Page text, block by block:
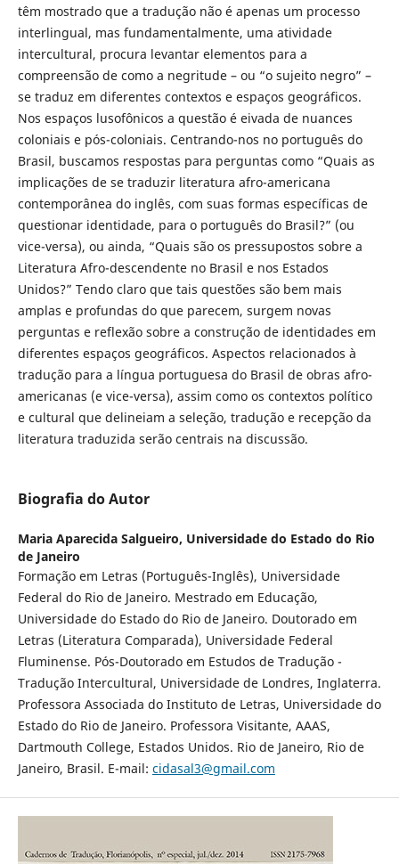
têm mostrado que a tradução não é apenas um processo
interlingual, mas fundamentalmente, uma atividade
intercultural, procura levantar elementos para a
compreensão de como a negritude – ou “o sujeito negro” –
se traduz em diferentes contextos e espaços geográficos.
Nos espaços lusofônicos a questão é eivada de nuances
coloniais e pós-coloniais. Centrando-nos no português do
Brasil, buscamos respostas para perguntas como “Quais as
implicações de se traduzir literatura afro-americana
contemporânea do inglês, com suas formas específicas de
questionar identidade, para o português do Brasil?” (ou
vice-versa), ou ainda, “Quais são os pressupostos sobre a
Literatura Afro-descendente no Brasil e nos Estados
Unidos?” Tendo claro que tais questões são bem mais
amplas e profundas do que parecem, surgem novas
perguntas e reflexão sobre a construção de identidades em
diferentes espaços geográficos. Aspectos relacionados à
tradução para a língua portuguesa do Brasil de obras afro-
americanas (e vice-versa), assim como os contextos político
e cultural que delineiam a seleção, tradução e recepção da
literatura traduzida serão centrais na discussão.
Biografia do Autor
Maria Aparecida Salgueiro, Universidade do Estado do Rio
de Janeiro
Formação em Letras (Português-Inglês), Universidade
Federal do Rio de Janeiro. Mestrado em Educação,
Universidade do Estado do Rio de Janeiro. Doutorado em
Letras (Literatura Comparada), Universidade Federal
Fluminense. Pós-Doutorado em Estudos de Tradução -
Tradução Intercultural, Universidade de Londres, Inglaterra.
Professora Associada do Instituto de Letras, Universidade do
Estado do Rio de Janeiro. Professora Visitante, AAAS,
Dartmouth College, Estados Unidos. Rio de Janeiro, Rio de
Janeiro, Brasil. E-mail: cidasal3@gmail.com